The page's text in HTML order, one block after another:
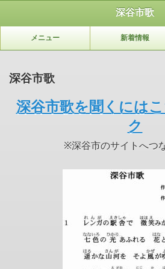
深谷市歌
メニュー 新着情報
深谷市歌
深谷市歌を聞くには
ク
※深谷市のサイトへつ